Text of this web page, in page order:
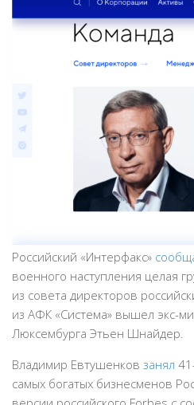
Российский «Интерфакс»
военного наступления целая
из совета директоров
из АФК «Система» вышел экс-
Люксембурга Этьен Шнайдер.
Владимир Евтушенков занял
самых богатых бизнесменов